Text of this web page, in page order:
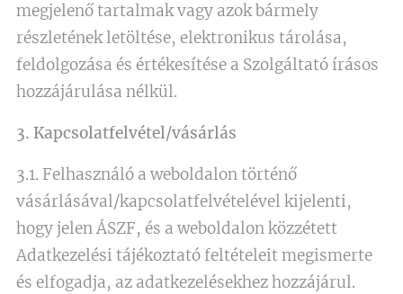
megjelenő tartalmak vagy azok bármely
részletének letöltése, elektronikus tárolása,
feldolgozása és értékesítése a Szolgáltató írásos
hozzájárulása nélkül.
3. Kapcsolatfelvétel/vásárlás
3.1. Felhasználó a weboldalon történő
vásárlásával/kapcsolatfelvételével kijelenti,
hogy jelen ÁSZF, és a weboldalon közzétett
Adatkezelési tájékoztató feltételeit megismerte
és elfogadja, az adatkezelésekhez hozzájárul.